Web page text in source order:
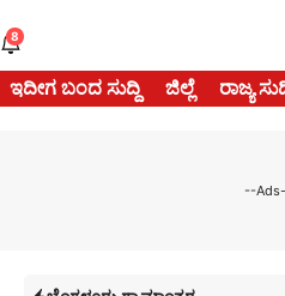
8
ಇದೀಗ ಬಂದ ಸುದ್ದಿ ಜಿಲ್ಲೆ ರಾಜ್ಯ
--